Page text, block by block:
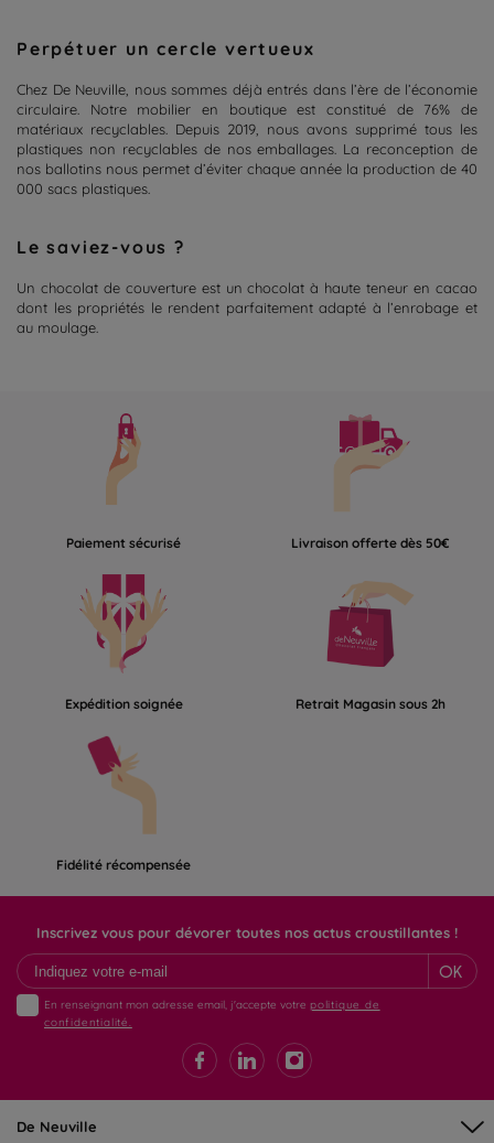
Perpétuer un cercle vertueux
Chez De Neuville, nous sommes déjà entrés dans l’ère de l’économie
circulaire.
Notre mobilier en boutique est constitué de 76% de
matériaux recyclables. Depuis 2019, nous avons supprimé tous les
plastiques non recyclables de nos emballages. La reconception de
nos ballotins nous permet d’éviter chaque année la production de 40
000 sacs plastiques.
Le saviez-vous ?
Un chocolat de couverture est un chocolat à haute teneur en cacao
dont les propriétés le rendent parfaitement adapté à l’enrobage et
au moulage.
Paiement sécurisé Livraison offerte dès 50€
Expédition soignée Retrait Magasin sous 2h
Fidélité récompensée
Inscrivez vous pour dévorer toutes nos actus croustillantes !
OK
En renseignant mon adresse email, j'accepte votre politique de
confidentialité.
De Neuville